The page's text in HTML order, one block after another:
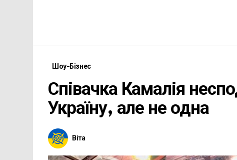
Шоу-Бізнес
Співачка Камалія
Україну, але не одна
Віта